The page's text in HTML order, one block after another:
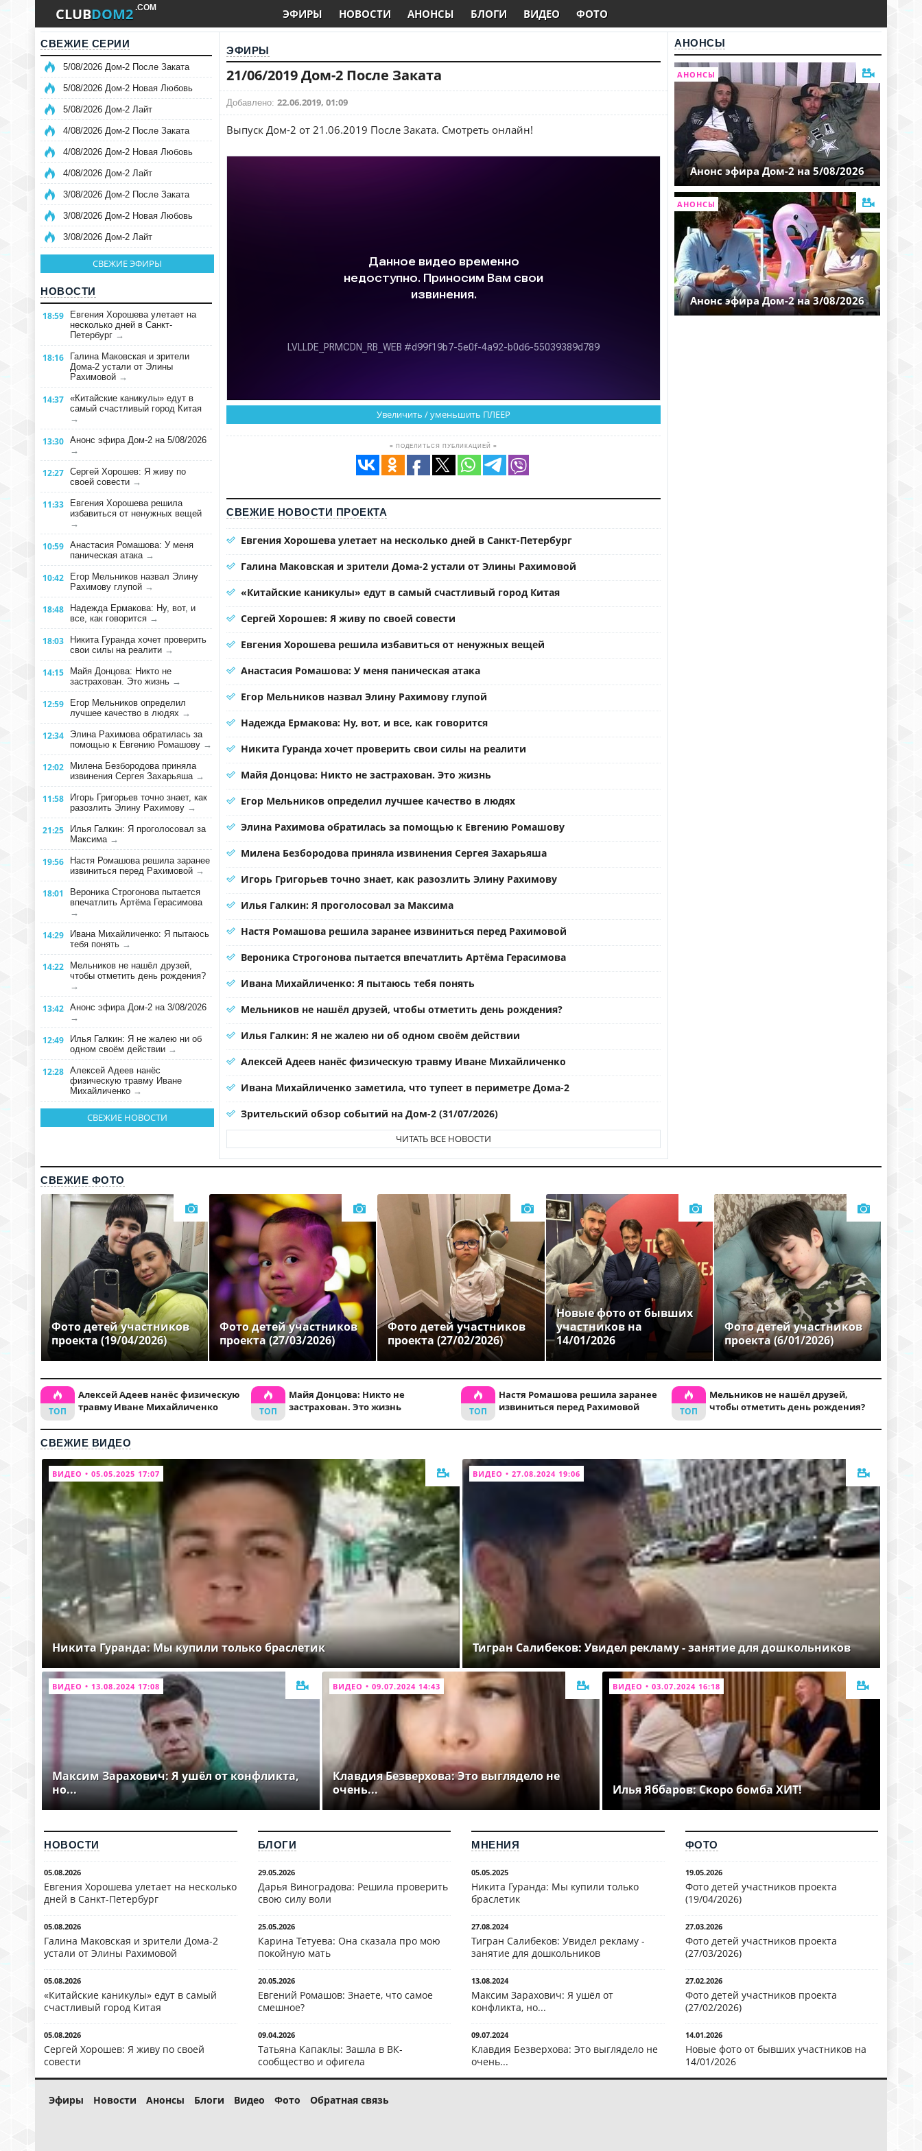
CLUBDOM2 .COM ЭФИРЫ НОВОСТИ АНОНСЫ БЛОГИ ВИДЕО ФОТО
СВЕЖИЕ СЕРИИ
5/08/2026 Дом-2 После Заката
5/08/2026 Дом-2 Новая Любовь
5/08/2026 Дом-2 Лайт
4/08/2026 Дом-2 После Заката
4/08/2026 Дом-2 Новая Любовь
4/08/2026 Дом-2 Лайт
3/08/2026 Дом-2 После Заката
3/08/2026 Дом-2 Новая Любовь
3/08/2026 Дом-2 Лайт
СВЕЖИЕ ЭФИРЫ
НОВОСТИ
18:59
Евгения Хорошева улетает на
несколько дней в Санкт-
Петербург →
18:16
Галина Маковская и зрители
Дома-2 устали от Элины
Рахимовой →
14:37 «Китайские каникулы» едут в
самый счастливый город Китая
→
13:30 Анонс эфира Дом-2 на 5/08/2026
→
12:27 Сергей Хорошев: Я живу по
своей совести →
11:33
Евгения Хорошева решила
избавиться от ненужных вещей
→
10:59 Анастасия Ромашова: У меня
паническая атака →
10:42
Егор Мельников назвал Элину
Рахимову глупой →
18:48
Надежда Ермакова: Ну, вот, и
все, как говорится →
18:03
Никита Гуранда хочет проверить
свои силы на реалити →
14:15
Майя Донцова: Никто не
застрахован. Это жизнь →
12:59
Егор Мельников определил
лучшее качество в людях →
12:34
Элина Рахимова обратилась за
помощью к Евгению Ромашову →
12:02
Милена Безбородова приняла
извинения Сергея Захарьяша →
11:58
Игорь Григорьев точно знает, как
разозлить Элину Рахимову →
21:25
Илья Галкин: Я проголосовал за
Максима →
19:56
Настя Ромашова решила заранее
извиниться перед Рахимовой →
18:01
Вероника Строгонова пытается
впечатлить Артёма Герасимова
→
14:29
Ивана Михайличенко: Я пытаюсь
тебя понять →
14:22
Мельников не нашёл друзей,
чтобы отметить день рождения?
→
13:42 Анонс эфира Дом-2 на 3/08/2026
→
12:49
Илья Галкин: Я не жалею ни об
одном своём действии →
12:28 Алексей Адеев нанёс
физическую травму Иване
Михайличенко →
СВЕЖИЕ НОВОСТИ
ЭФИРЫ
21/06/2019 Дом-2 После Заката
Добавлено: 22.06.2019, 01:09
Выпуск Дом-2 от 21.06.2019 После Заката. Смотреть онлайн!
Увеличить / уменьшить ПЛЕЕР
≡ ПОДЕЛИТЬСЯ ПУБЛИКАЦИЕЙ ≡
СВЕЖИЕ НОВОСТИ ПРОЕКТА
Евгения Хорошева улетает на несколько дней в Санкт-Петербург
Галина Маковская и зрители Дома-2 устали от Элины Рахимовой
«Китайские каникулы» едут в самый счастливый город Китая
Сергей Хорошев: Я живу по своей совести
Евгения Хорошева решила избавиться от ненужных вещей
Анастасия Ромашова: У меня паническая атака
Егор Мельников назвал Элину Рахимову глупой
Надежда Ермакова: Ну, вот, и все, как говорится
Никита Гуранда хочет проверить свои силы на реалити
Майя Донцова: Никто не застрахован. Это жизнь
Егор Мельников определил лучшее качество в людях
Элина Рахимова обратилась за помощью к Евгению Ромашову
Милена Безбородова приняла извинения Сергея Захарьяша
Игорь Григорьев точно знает, как разозлить Элину Рахимову
Илья Галкин: Я проголосовал за Максима
Настя Ромашова решила заранее извиниться перед Рахимовой
Вероника Строгонова пытается впечатлить Артёма Герасимова
Ивана Михайличенко: Я пытаюсь тебя понять
Мельников не нашёл друзей, чтобы отметить день рождения?
Илья Галкин: Я не жалею ни об одном своём действии
Алексей Адеев нанёс физическую травму Иване Михайличенко
Ивана Михайличенко заметила, что тупеет в периметре Дома-2
Зрительский обзор событий на Дом-2 (31/07/2026)
ЧИТАТЬ ВСЕ НОВОСТИ
АНОНСЫ
АНОНСЫ
Анонс эфира Дом-2 на 5/08/2026
АНОНСЫ
Анонс эфира Дом-2 на 3/08/2026
СВЕЖИЕ ФОТО
Фото детей участников
проекта (19/04/2026)
Фото детей участников
проекта (27/03/2026)
Фото детей участников
проекта (27/02/2026)
Новые фото от бывших
участников на
14/01/2026
Фото детей участников
проекта (6/01/2026)
Алексей Адеев нанёс физическую
травму Иване Михайличенко
Майя Донцова: Никто не
застрахован. Это жизнь
Настя Ромашова решила заранее
извиниться перед Рахимовой
Мельников не нашёл друзей,
чтобы отметить день рождения?
СВЕЖИЕ ВИДЕО
ВИДЕО • 05.05.2025 17:07
Никита Гуранда: Мы купили только браслетик
ВИДЕО • 27.08.2024 19:06
Тигран Салибеков: Увидел рекламу - занятие для дошкольников
ВИДЕО • 13.08.2024 17:08
Максим Зарахович: Я ушёл от конфликта,
но...
ВИДЕО • 09.07.2024 14:43
Клавдия Безверхова: Это выглядело не
очень...
ВИДЕО • 03.07.2024 16:18
Илья Яббаров: Скоро бомба ХИТ!
НОВОСТИ
05.08.2026
Евгения Хорошева улетает на несколько
дней в Санкт-Петербург
05.08.2026
Галина Маковская и зрители Дома-2
устали от Элины Рахимовой
05.08.2026
«Китайские каникулы» едут в самый
счастливый город Китая
05.08.2026
Сергей Хорошев: Я живу по своей
совести
БЛОГИ
29.05.2026
Дарья Виноградова: Решила проверить
свою силу воли
25.05.2026
Карина Тетуева: Она сказала про мою
покойную мать
20.05.2026
Евгений Ромашов: Знаете, что самое
смешное?
09.04.2026
Татьяна Капаклы: Зашла в ВК-
сообщество и офигела
МНЕНИЯ
05.05.2025
Никита Гуранда: Мы купили только
браслетик
27.08.2024
Тигран Салибеков: Увидел рекламу -
занятие для дошкольников
13.08.2024
Максим Зарахович: Я ушёл от
конфликта, но...
09.07.2024
Клавдия Безверхова: Это выглядело не
очень...
ФОТО
19.05.2026
Фото детей участников проекта
(19/04/2026)
27.03.2026
Фото детей участников проекта
(27/03/2026)
27.02.2026
Фото детей участников проекта
(27/02/2026)
14.01.2026
Новые фото от бывших участников на
14/01/2026
Эфиры Новости Анонсы Блоги Видео Фото Обратная связь